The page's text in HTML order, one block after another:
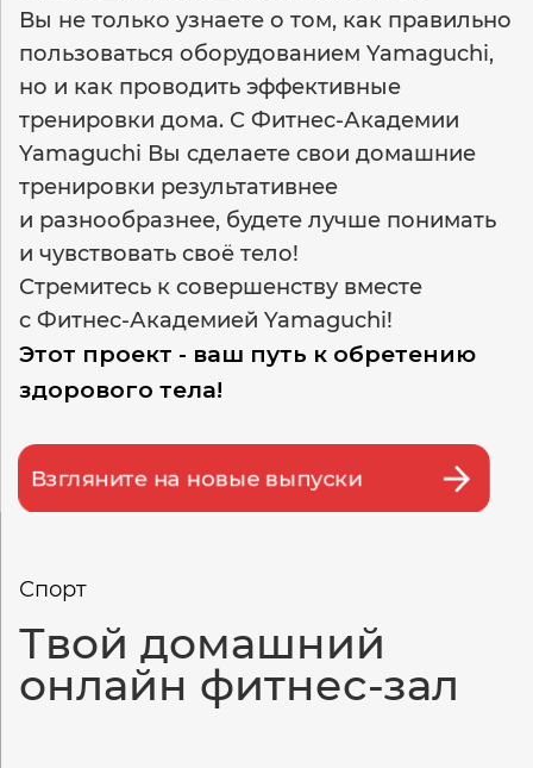
Вы не только узнаете о том, как правильно
пользоваться оборудованием Yamaguchi,
но и как проводить эффективные
тренировки дома. С Фитнес-Академии
Yamaguchi Вы сделаете свои домашние
тренировки результативнее
и разнообразнее, будете лучше понимать
и чувствовать своё тело!
Стремитесь к совершенству вместе
с Фитнес-Академией Yamaguchi!
Этот проект - ваш путь к обретению
здорового тела!
Взгляните на новые выпуски
Спорт
Твой домашний
онлайн фитнес-зал